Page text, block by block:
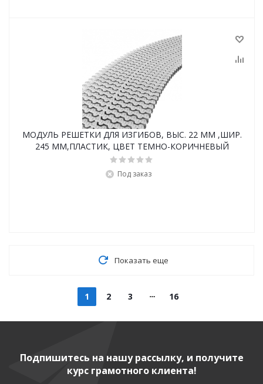
МОДУЛЬ РЕШЕТКИ ДЛЯ ИЗГИБОВ, ВЫС. 22 ММ ,ШИР.
245 ММ,ПЛАСТИК, ЦВЕТ ТЕМНО-КОРИЧНЕВЫЙ
Под заказ
Показать еще
1 2 3 16
Подпишитесь на нашу рассылку, и получите
курс грамотного клиента!